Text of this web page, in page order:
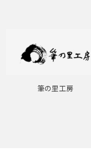
筆の里工房